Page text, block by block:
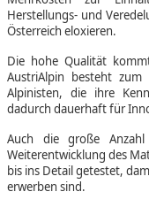
Herstellungs- und
Österreich eloxieren.
Die hohe Qualität
AustriAlpin besteht
Alpinisten, die ihre
dadurch dauerhaft für
Auch die große
Weiterentwicklung des
bis ins Detail getestet,
erwerben sind.